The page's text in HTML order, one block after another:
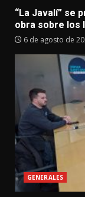
“La Javalí” se
obra sobre los
6 de agosto de
GENERALES